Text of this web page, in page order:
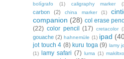
bolígrafo (1) caligraphy marker
carbon (2) china marker (1)
companion (28) col erase
(22) color pencil (17) cretacolor
gouache (2) hahnemüle (1) ipad
jot touch 4 (8) kuru toga (9) lamy
(1) lamy safari (7) luma (1)